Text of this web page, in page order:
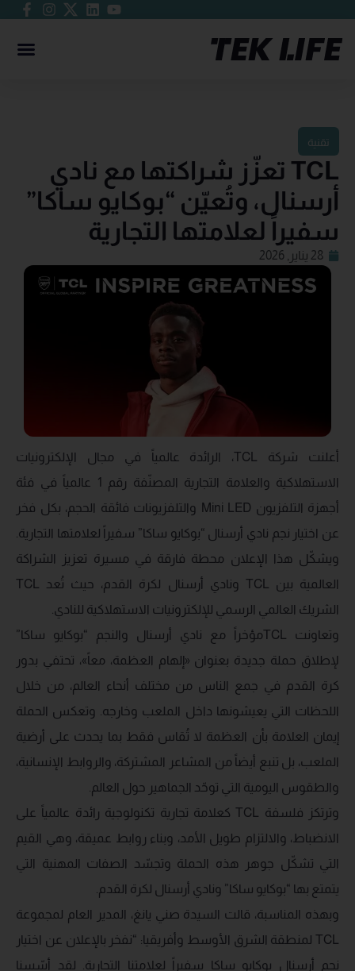
تقنية
TCL تعزّز شراكتها مع نادي
أرسنال، وتُعيّن “بوكايو ساكا”
سفيراً لعلامتها التجارية
28 يناير, 2026
أعلنت شركة TCL، الرائدة عالمياً في مجال الإلكترونيات
الاستهلاكية والعلامة التجارية المصنّفة رقم 1 عالمياً في فئة
أجهزة التلفزيون Mini LED والتلفزيونات فائقة الحجم، بكل فخر
عن اختيار نجم نادي أرسنال “بوكايو ساكا” سفيراً لعلامتها التجارية.
ويشكّل هذا الإعلان محطة فارقة في مسيرة تعزيز الشراكة
العالمية بين TCL ونادي أرسنال لكرة القدم، حيث تُعد TCL
الشريك العالمي الرسمي للإلكترونيات الاستهلاكية للنادي.
وتعاونت TCLمؤخراً مع نادي أرسنال والنجم “بوكايو ساكا”
لإطلاق حملة جديدة بعنوان «إلهام العظمة، معاً»، تحتفي بدور
كرة القدم في جمع الناس من مختلف أنحاء العالم، من خلال
اللحظات التي يعيشونها داخل الملعب وخارجه. وتعكس الحملة
إيمان العلامة بأن العظمة لا تُقاس فقط بما يحدث على أرضية
الملعب، بل تنبع أيضاً من المشاعر المشتركة، والروابط الإنسانية،
والطقوس اليومية التي توحّد الجماهير حول العالم.
وترتكز فلسفة TCL كعلامة تجارية تكنولوجية رائدة عالمياً على
الانضباط، والالتزام طويل الأمد، وبناء روابط عميقة، وهي القيم
التي تشكّل جوهر هذه الحملة وتجسّد الصفات المهنية التي
يتمتع بها “بوكايو ساكا” ونادي أرسنال لكرة القدم.
وبهذه المناسبة، قالت السيدة صني يانغ، المدير العام لمجموعة
TCL لمنطقة الشرق الأوسط وأفريقيا: “نفخر بالإعلان عن اختيار
نجم أرسنال بوكايو ساكا سفيراً لعلامتنا التجارية. لقد أسّسنا